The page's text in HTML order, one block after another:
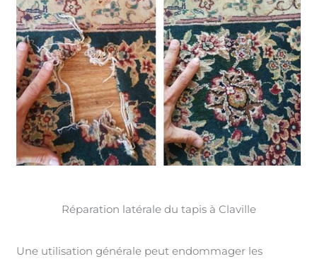
Réparation latérale du tapis à Claville
Une utilisation générale peut endommager les